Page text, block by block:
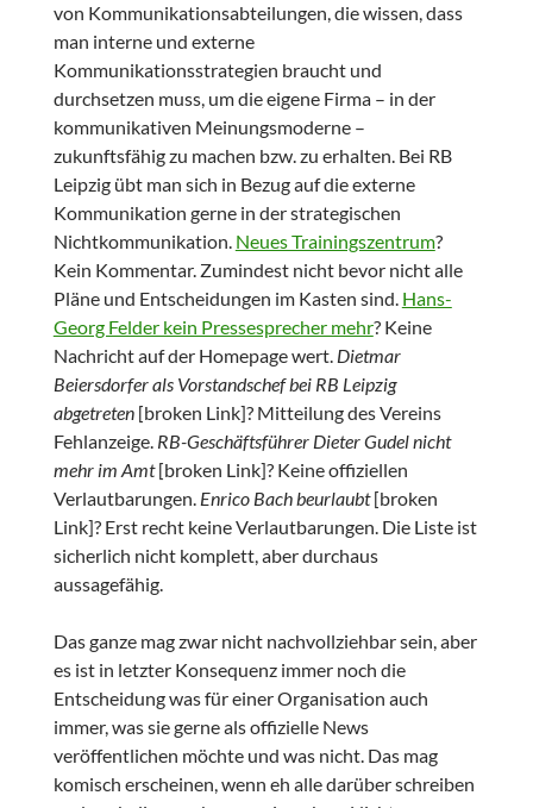
von Kommunikationsabteilungen, die wissen, dass
man interne und externe
Kommunikationsstrategien braucht und
durchsetzen muss, um die eigene Firma – in der
kommunikativen Meinungsmoderne –
zukunftsfähig zu machen bzw. zu erhalten. Bei RB
Leipzig übt man sich in Bezug auf die externe
Kommunikation gerne in der strategischen
Nichtkommunikation. Neues Trainingszentrum?
Kein Kommentar. Zumindest nicht bevor nicht alle
Pläne und Entscheidungen im Kasten sind. Hans-
Georg Felder kein Pressesprecher mehr? Keine
Nachricht auf der Homepage wert. Dietmar
Beiersdorfer als Vorstandschef bei RB Leipzig
abgetreten[broken Link]? Mitteilung des Vereins
Fehlanzeige. RB-Geschäftsführer Dieter Gudel nicht
mehr im Amt[broken Link]? Keine offiziellen
Verlautbarungen. Enrico Bach beurlaubt[broken
Link]? Erst recht keine Verlautbarungen. Die Liste ist
sicherlich nicht komplett, aber durchaus
aussagefähig.
Das ganze mag zwar nicht nachvollziehbar sein, aber
es ist in letzter Konsequenz immer noch die
Entscheidung was für einer Organisation auch
immer, was sie gerne als offizielle News
veröffentlichen möchte und was nicht. Das mag
komisch erscheinen, wenn eh alle darüber schreiben